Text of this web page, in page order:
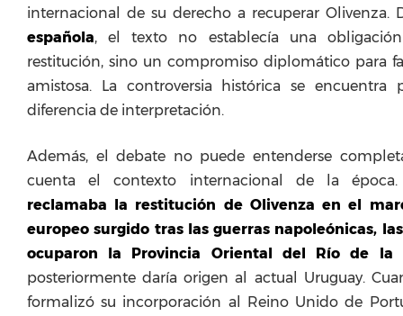
internacional de su derecho a recuperar Olivenza.
española, el texto no establecía una
restitución, sino un compromiso diplomático para
amistosa. La controversia histórica se encuentra
diferencia de interpretación.
Además, el debate no puede entenderse
cuenta el contexto internacional de la
reclamaba la restitución de Olivenza en el
europeo surgido tras las guerras napoleónicas,
ocuparon la Provincia Oriental del Río de la
posteriormente daría origen al actual Uruguay.
formalizó su incorporación al Reino Unido de